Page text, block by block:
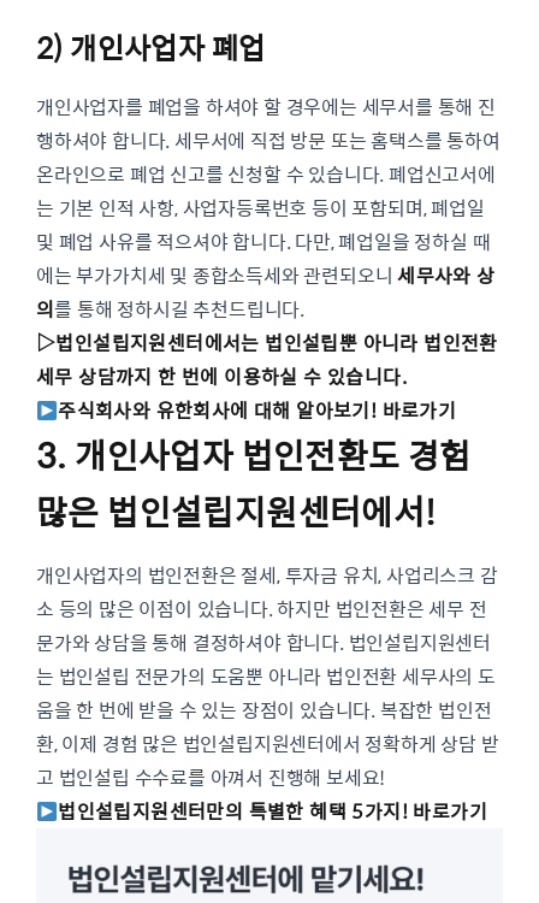
2) 개인사업자 폐업
개인사업자를 폐업을 하셔야 할 경우에는 세무서를 통해 진
행하셔야 합니다. 세무서에 직접 방문 또는 홈택스를 통하여
온라인으로 폐업 신고를 신청할 수 있습니다. 폐업신고서에
는 기본 인적 사항, 사업자등록번호 등이 포함되며, 폐업일
및 폐업 사유를 적으셔야 합니다. 다만, 폐업일을 정하실 때
에는 부가가치세 및 종합소득세와 관련되오니세무사와 상
의를 통해 정하시길 추천드립니다.
▷법인설립지원센터에서는 법인설립뿐 아니라 법인전환
세무 상담까지 한 번에 이용하실 수 있습니다.
주식회사와 유한회사에 대해 알아보기! 바로가기
3. 개인사업자 법인전환도 경험
많은 법인설립지원센터에서!
개인사업자의 법인전환은 절세, 투자금 유치, 사업리스크 감
소 등의 많은 이점이 있습니다. 하지만 법인전환은 세무 전
문가와 상담을 통해 결정하셔야 합니다. 법인설립지원센터
는 법인설립 전문가의 도움뿐 아니라 법인전환 세무사의 도
움을 한 번에 받을 수 있는 장점이 있습니다. 복잡한 법인전
환, 이제 경험 많은 법인설립지원센터에서 정확하게 상담 받
고 법인설립 수수료를 아껴서 진행해 보세요!
법인설립지원센터만의 특별한 혜택 5가지! 바로가기